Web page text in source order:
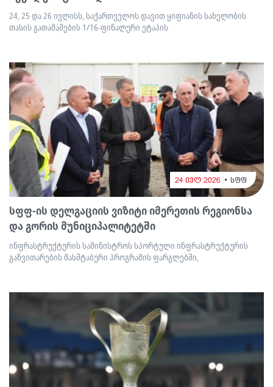
24, 25 და 26 ივლისს, საქართველოს დავით ყიფიანის სახელობის
თასის გათამაშების 1/16-ფინალური ეტაპის
24 ივლ 2026 სფფ
სფფ-ის დელგაციის ვიზიტი იმერეთის რეგიონსა
და გორის მუნიციპალიტეტში
ინფრასტრუქტურის სამინისტროს სპორტული ინფრასტრუქტურის
განვითარების მასშტაბური პროგრამის ფარგლებში,